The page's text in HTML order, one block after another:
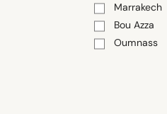
Marrakech
Bou Azza
Oumnass